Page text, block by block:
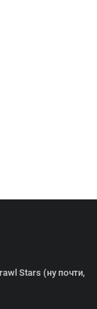
Stars (ну почти,